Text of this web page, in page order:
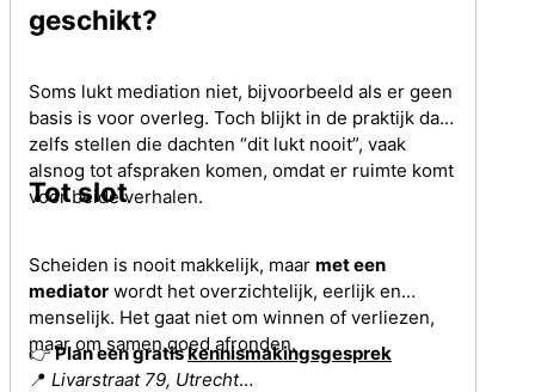
geschikt?
Soms lukt mediation niet, bijvoorbeeld als er geen
basis is voor overleg. Toch blijkt in de praktijk dat
zelfs stellen die dachten “dit lukt nooit”, vaak
alsnog tot afspraken komen, omdat er ruimte komt
voor beide verhalen.
Tot slot
Scheiden is nooit makkelijk, maar met een
mediator wordt het overzichtelijk, eerlijk en
menselijk. Het gaat niet om winnen of verliezen,
maar om samen goed afronden.
👉Plan een gratiskennismakingsgesprek
📍 Livarstraat 79, Utrecht